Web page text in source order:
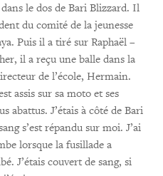
le dos de Bari Blizzard. Il
du comité de la jeunesse
Puis il a tiré sur Raphaël –
il a reçu une balle dans la
de l’école, Hermain.
assis sur sa moto et ses
abattus. J’étais à côté de Bari
s’est répandu sur moi. J’ai
lorsque la fusillade a
J’étais couvert de sang, si